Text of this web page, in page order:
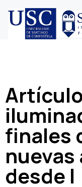
finales
desde l